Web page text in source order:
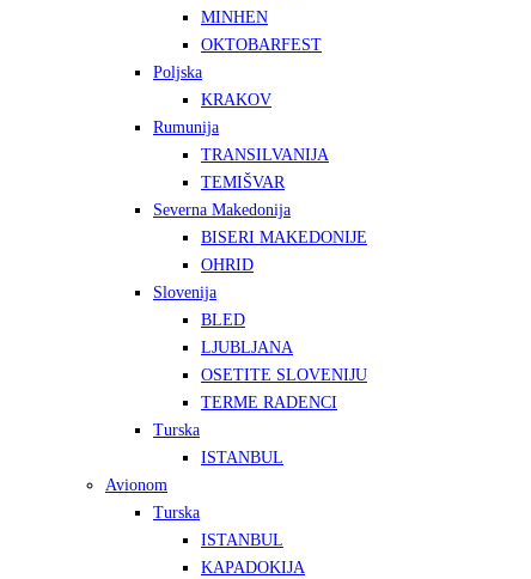
MINHEN
OKTOBARFEST
Poljska
KRAKOV
Rumunija
TRANSILVANIJA
TEMIŠVAR
Severna Makedonija
BISERI MAKEDONIJE
OHRID
Slovenija
BLED
LJUBLJANA
OSETITE SLOVENIJU
TERME RADENCI
Turska
ISTANBUL
Avionom
Turska
ISTANBUL
KAPADOKIJA